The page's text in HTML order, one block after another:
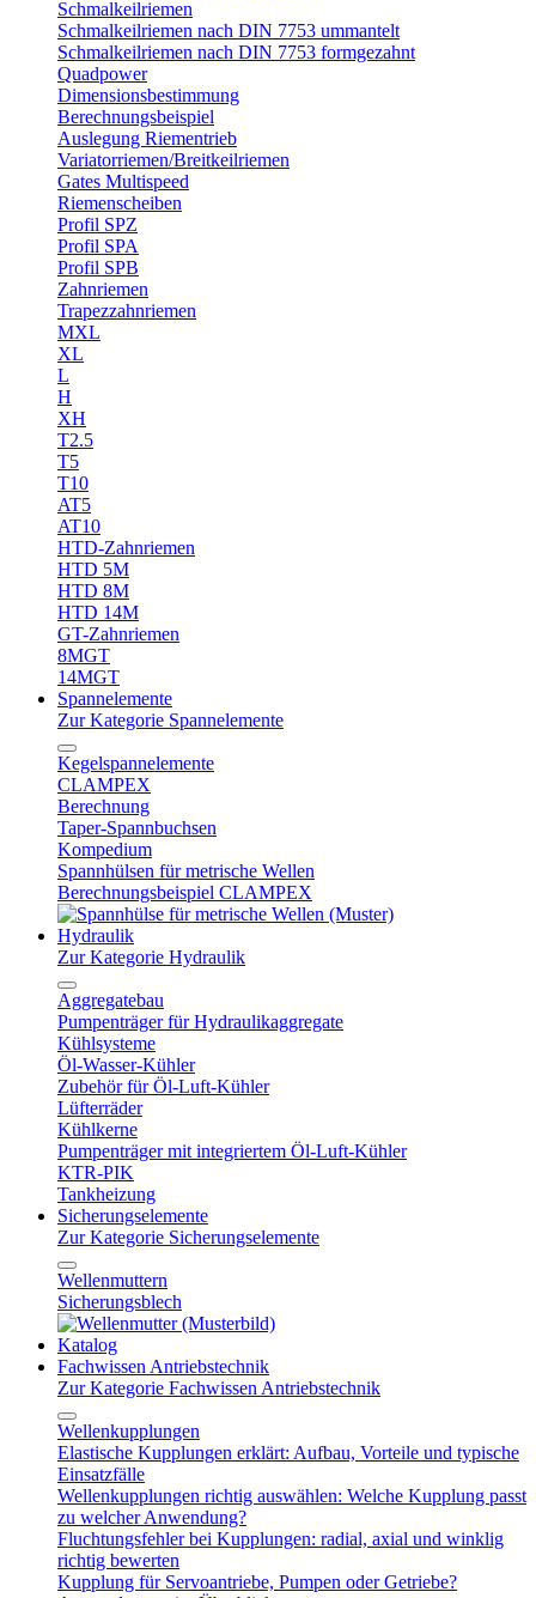
Schmalkeilriemen
Schmalkeilriemen nach DIN 7753 ummantelt
Schmalkeilriemen nach DIN 7753 formgezahnt
Quadpower
Dimensionsbestimmung
Berechnungsbeispiel
Auslegung Riementrieb
Variatorriemen/Breitkeilriemen
Gates Multispeed
Riemenscheiben
Profil SPZ
Profil SPA
Profil SPB
Zahnriemen
Trapezzahnriemen
MXL
XL
L
H
XH
T2.5
T5
T10
AT5
AT10
HTD-Zahnriemen
HTD 5M
HTD 8M
HTD 14M
GT-Zahnriemen
8MGT
14MGT
Spannelemente
Zur Kategorie Spannelemente
Kegelspannelemente
CLAMPEX
Berechnung
Taper-Spannbuchsen
Kompedium
Spannhülsen für metrische Wellen
Berechnungsbeispiel CLAMPEX
Hydraulik
Zur Kategorie Hydraulik
Aggregatebau
Pumpenträger für Hydraulikaggregate
Kühlsysteme
Öl-Wasser-Kühler
Zubehör für Öl-Luft-Kühler
Lüfterräder
Kühlkerne
Pumpenträger mit integriertem Öl-Luft-Kühler
KTR-PIK
Tankheizung
Sicherungselemente
Zur Kategorie Sicherungselemente
Wellenmuttern
Sicherungsblech
Katalog
Fachwissen Antriebstechnik
Zur Kategorie Fachwissen Antriebstechnik
Wellenkupplungen
Elastische Kupplungen erklärt: Aufbau, Vorteile und typische
Einsatzfälle
Wellenkupplungen richtig auswählen: Welche Kupplung passt
zu welcher Anwendung?
Fluchtungsfehler bei Kupplungen: radial, axial und winklig
richtig bewerten
Kupplung für Servoantriebe, Pumpen oder Getriebe?